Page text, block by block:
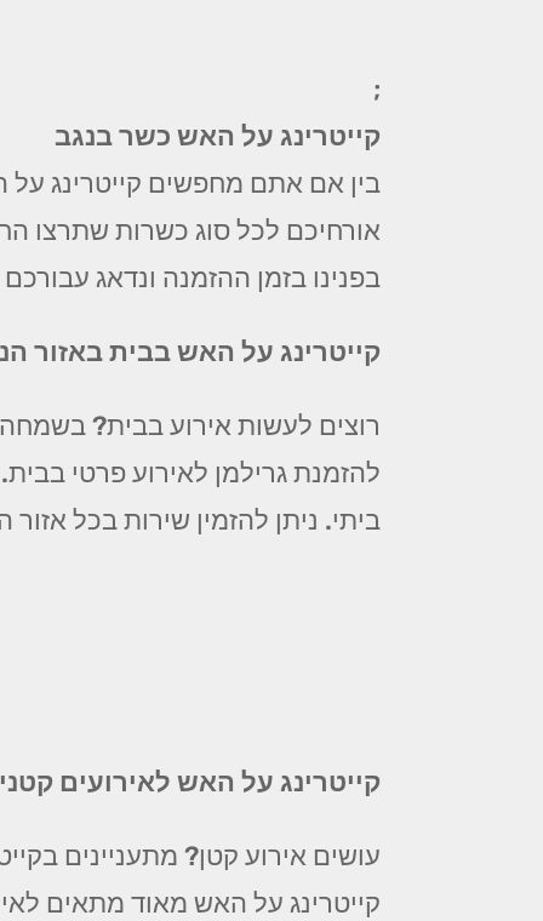
;
קייטרינג על האש כשר בנגב
בין אם אתם מחפשים קייטרינג על
אורחיכם לכל סוג כשרות שתרצו
בפנינו בזמן ההזמנה ונדאג
קייטרינג על האש בבית באזור
רוצים לעשות אירוע בבית?
להזמנת גרילמן לאירוע פרטי
ביתי. ניתן להזמין שירות בכל אזור המרכז החל מ 99 ₪ לסועד! צלצלו עכשיו
קייטרינג על האש לאירועים
עושים אירוע קטן? מתעניינים
קייטרינג על האש מאוד מתאים